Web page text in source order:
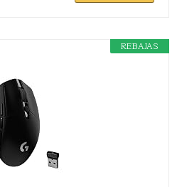
REBAJAS